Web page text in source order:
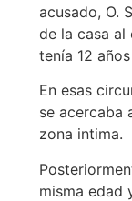
acusado, O.
de la casa al
tenía 12
En esas
se acercaba
zona intima.
misma edad